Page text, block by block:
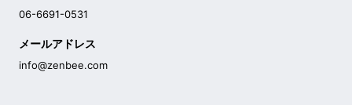
06-6691-0531
メールアドレス
info@zenbee.com